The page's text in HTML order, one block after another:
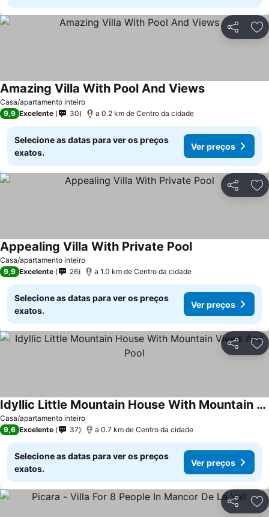
Partilhar
Casa/apartamento inteiro
Amazing Villa With Pool And Views
9,9 Excelente 30 a 0.2 km de Centro da cidade
Selecione as datas para ver os preços
exatos.
Ver preços
Partilhar
Casa/apartamento inteiro
Appealing Villa With Private Pool
9,9 Excelente 26 a 1.0 km de Centro da cidade
Selecione as datas para ver os preços
exatos.
Ver preços
Partilhar
Casa/apartamento inteiro
Idyllic Little Mountain House With Mountain Views And Pool
9,6 Excelente 37 a 0.7 km de Centro da cidade
Selecione as datas para ver os preços
exatos.
Ver preços
Partilhar